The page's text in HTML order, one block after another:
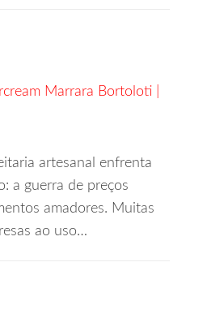
Marrara Bortoloti |
artesanal enfrenta
a guerra de preços
amadores. Muitas
ao uso…